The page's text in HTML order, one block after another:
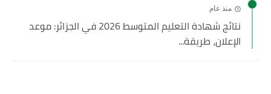
منذ عام
نتائج شهادة التعليم المتوسط 2026 في الجزائر: موعد
الإعلان، طريقة...